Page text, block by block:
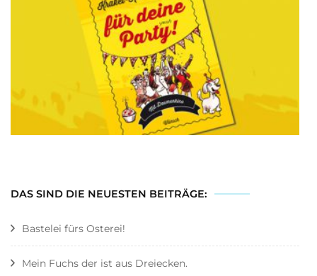
DAS SIND DIE NEUESTEN BEITRÄGE:
Bastelei fürs Osterei!
Mein Fuchs der ist aus Dreiecken.